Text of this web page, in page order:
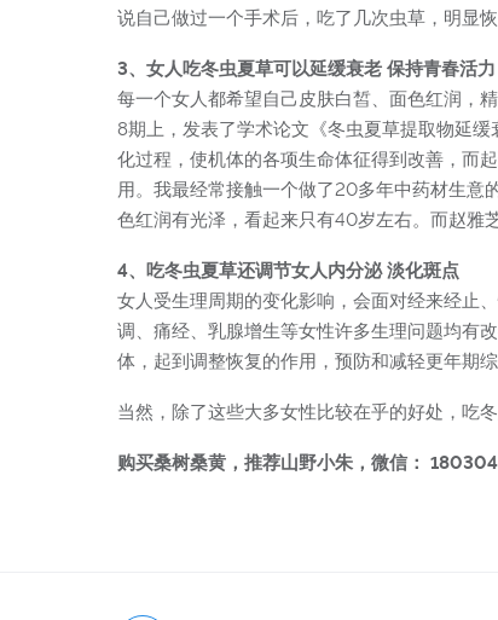
说自己做过一个手术后，吃了几次虫草，明显
3、女人吃冬虫夏草可以延缓衰老 保持青春活力
每一个女人都希望自己皮肤白皙、面色红润，
8期上，发表了学术论文《冬虫夏草提取物延
化过程，使机体的各项生命体征得到改善，而
用。我最经常接触一个做了20多年中药材生意
色红润有光泽，看起来只有40岁左右。而赵雅
4、吃冬虫夏草还调节女人内分泌 淡化斑点
女人受生理周期的变化影响，会面对经来经止
调、痛经、乳腺增生等女性许多生理问题均有
体，起到调整恢复的作用，预防和减轻更年期
当然，除了这些大多女性比较在乎的好处，吃
购买桑树桑黄，推荐山野小朱，微信：